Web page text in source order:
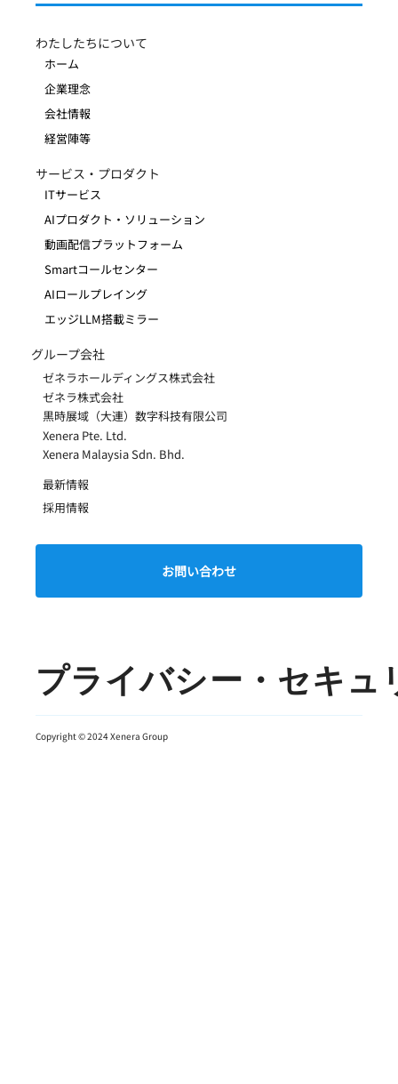
Services（AWS）パートナーネットワー
クに参画し「Select Tier Services
Partner」に認定
Copyright © 2024 Xenera Group
プライバシー・セキュ
わたしたちについて
ホーム
企業理念
会社情報
経営陣等
サービス・プロダクト
ITサービス
AIプロダクト・ソリューション
動画配信プラットフォーム
Smartコールセンター
AIロールプレイング
エッジLLM搭載ミラー
グループ会社
ゼネラホールディングス株式会社
ゼネラ株式会社
黒時展域（大連）数字科技有限公司
Xenera Pte. Ltd.
Xenera Malaysia Sdn. Bhd.
お問い合わせ
​最新情報
​採用情報